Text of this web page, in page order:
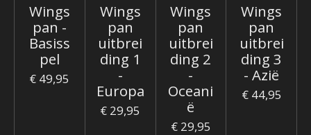
Wings
pan -
Basiss
pel
€ 49,95
Wings
pan
uitbrei
ding 1
-
Europa
€ 29,95
Wings
pan
uitbrei
ding 2
-
Oceani
ë
€ 29,95
Wings
pan
uitbrei
ding 3
- Azië
€ 44,95